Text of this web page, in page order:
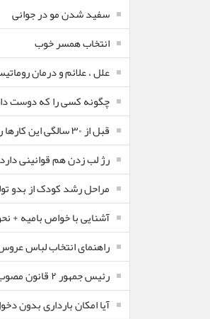
سفید شدن مو در جوانی
انتخاب همسر خوب
علل ، علائم و درمان
چگونه کسی را که دوست
قبل از ۳۰ سالگی این کارها را انجام بدهید
رژ لب زدن هم قوانینی
مراحل رشد کودک از بدو تولد تا ۵
آشنایی با خواص بامیه +
راهنمای انتخاب لباس
رئیس جمهور ۲ قانون مصوب مجلس را برای اجرا ابلاغ کرد
آیا امکان بارداری بدون